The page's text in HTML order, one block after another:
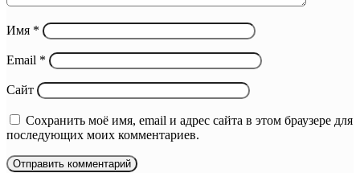
Имя *
Email *
Сайт
Сохранить моё имя, email и адрес сайта в этом браузере для
последующих моих комментариев.